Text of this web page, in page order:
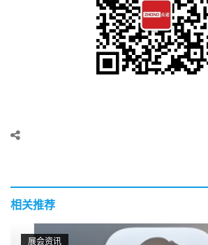
相关推荐
展会资讯